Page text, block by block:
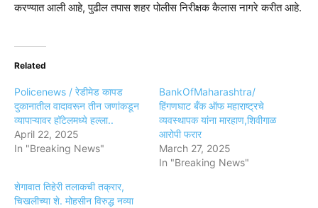
करण्यात आली आहे, पुढील तपास शहर पोलीस निरीक्षक कैलास नागरे करीत आहे.
Related
Policenews / रेडीमेड कापड
दुकानातील वादावरून तीन जणांकडून
व्यापाऱ्यावर हॉटेलमध्ये हल्ला..
April 22, 2025
In "Breaking News"
BankOfMaharashtra/
हिंगणघाट बँक ऑफ महाराष्ट्रचे
व्यवस्थापक यांना मारहाण,शिवीगाळ
आरोपी फरार
March 27, 2025
In "Breaking News"
शेगावात तिहेरी तलाकची तक्रार,
चिखलीच्या शे. मोहसीन विरुद्ध नव्या